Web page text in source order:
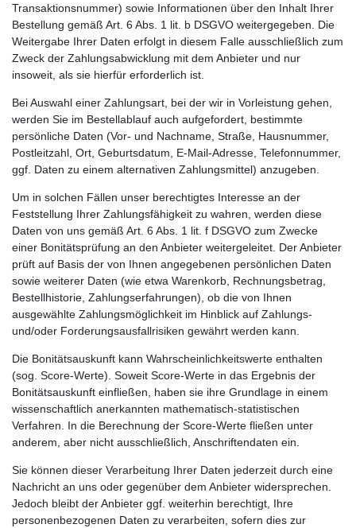
Transaktionsnummer) sowie Informationen über den Inhalt Ihrer
Bestellung gemäß Art. 6 Abs. 1 lit. b DSGVO weitergegeben. Die
Weitergabe Ihrer Daten erfolgt in diesem Falle ausschließlich zum
Zweck der Zahlungsabwicklung mit dem Anbieter und nur
insoweit, als sie hierfür erforderlich ist.
Bei Auswahl einer Zahlungsart, bei der wir in Vorleistung gehen,
werden Sie im Bestellablauf auch aufgefordert, bestimmte
persönliche Daten (Vor- und Nachname, Straße, Hausnummer,
Postleitzahl, Ort, Geburtsdatum, E-Mail-Adresse, Telefonnummer,
ggf. Daten zu einem alternativen Zahlungsmittel) anzugeben.
Um in solchen Fällen unser berechtigtes Interesse an der
Feststellung Ihrer Zahlungsfähigkeit zu wahren, werden diese
Daten von uns gemäß Art. 6 Abs. 1 lit. f DSGVO zum Zwecke
einer Bonitätsprüfung an den Anbieter weitergeleitet. Der Anbieter
prüft auf Basis der von Ihnen angegebenen persönlichen Daten
sowie weiterer Daten (wie etwa Warenkorb, Rechnungsbetrag,
Bestellhistorie, Zahlungserfahrungen), ob die von Ihnen
ausgewählte Zahlungsmöglichkeit im Hinblick auf Zahlungs-
und/oder Forderungsausfallrisiken gewährt werden kann.
Die Bonitätsauskunft kann Wahrscheinlichkeitswerte enthalten
(sog. Score-Werte). Soweit Score-Werte in das Ergebnis der
Bonitätsauskunft einfließen, haben sie ihre Grundlage in einem
wissenschaftlich anerkannten mathematisch-statistischen
Verfahren. In die Berechnung der Score-Werte fließen unter
anderem, aber nicht ausschließlich, Anschriftendaten ein.
Sie können dieser Verarbeitung Ihrer Daten jederzeit durch eine
Nachricht an uns oder gegenüber dem Anbieter widersprechen.
Jedoch bleibt der Anbieter ggf. weiterhin berechtigt, Ihre
personenbezogenen Daten zu verarbeiten, sofern dies zur